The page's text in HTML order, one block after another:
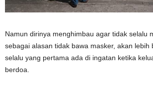
Namun dirinya menghimbau agar tidak selalu
sebagai alasan tidak bawa masker, akan lebih
selalu yang pertama ada di ingatan ketika
berdoa.